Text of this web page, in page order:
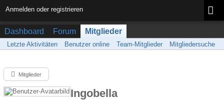
Anmelden oder registrieren
Dashboard Forum Mitglieder
Letzte Aktivitäten Benutzer online Team-Mitglieder Mitgliedersuche
Mitglieder
Ingobella